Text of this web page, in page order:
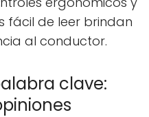
fácil de leer brindan
al conductor.
clave: